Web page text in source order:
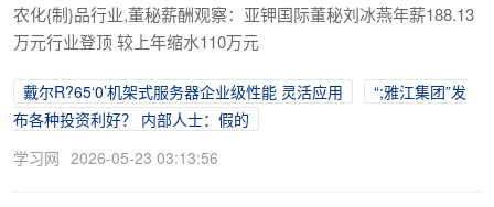
农化{制}品行业,董秘薪酬观察：亚钾国际董秘刘冰燕年薪188.13
万元行业登顶 较上年缩水110万元
戴尔R?65‘0’机架式服务器企业级性能 灵活应用
“;雅江集团”发
布各种投资利好？ 内部人士：假的
学习网 2026-05-23 03:13:56